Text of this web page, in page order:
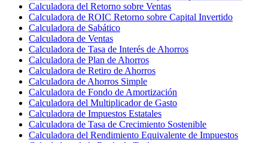
Calculadora del Retorno sobre Ventas
Calculadora de ROIC Retorno sobre Capital Invertido
Calculadora de Sabático
Calculadora de Ventas
Calculadora de Tasa de Interés de Ahorros
Calculadora de Plan de Ahorros
Calculadora de Retiro de Ahorros
Calculadora de Ahorros Simple
Calculadora de Fondo de Amortización
Calculadora del Multiplicador de Gasto
Calculadora de Impuestos Estatales
Calculadora de Tasa de Crecimiento Sostenible
Calculadora del Rendimiento Equivalente de Impuestos